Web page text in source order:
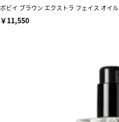
ボビイ ブラウン エクストラ フェイス オイル
￥11,550